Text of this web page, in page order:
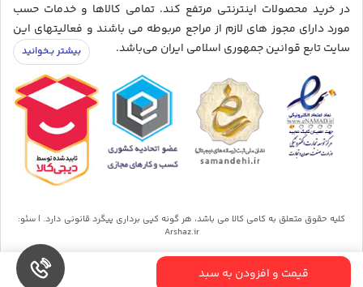
قیمت و افزودن به سبد
در خرید محصولات اینترنتی مرتفع کند. تمامی کالاها و خدمات حسب
مورد دارای مجوز های لازم از مراجع مربوطه می باشند و فعالیتهای این
سایت تابع قوانین جمهوری اسلامی ایران می‌باشد.
کلیه حقوق متعلق به کامی کالا می باشد، هر گونه کپی برداری پیگرد قانونی دارد. | سئو:
Arshaz.ir